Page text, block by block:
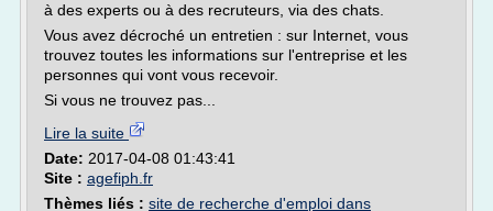
à des experts ou à des recruteurs, via des chats.
Vous avez décroché un entretien : sur Internet, vous
trouvez toutes les informations sur l'entreprise et les
personnes qui vont vous recevoir.
Si vous ne trouvez pas...
Lire la suite
Date: 2017-04-08 01:43:41
Site : agefiph.fr
Thèmes liés : site de recherche d'emploi dans